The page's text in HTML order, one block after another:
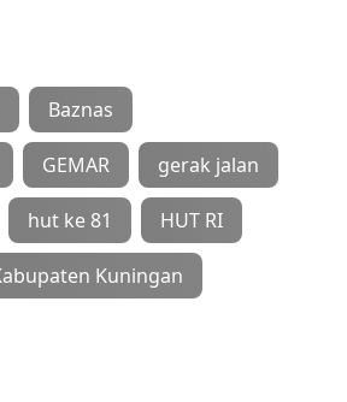
Baznas
GEMAR gerak jalan
hut ke 81 HUT RI
Kuningan